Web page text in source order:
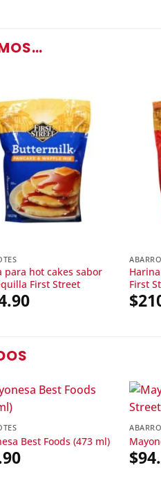
para hot cakes sabor
First Street
First
$
Best Foods (473 ml)
$